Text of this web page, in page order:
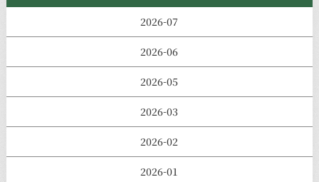
2026-07
2026-06
2026-05
2026-03
2026-02
2026-01